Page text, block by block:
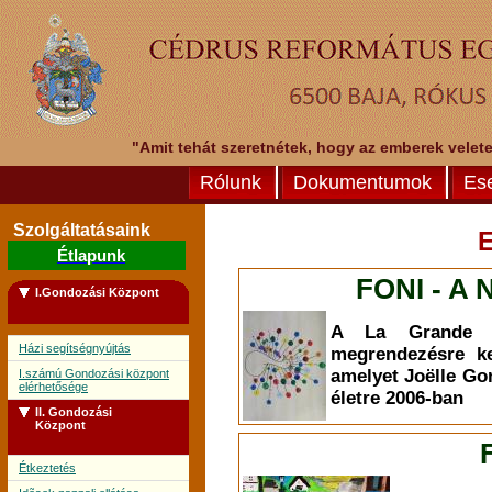
"Amit tehát szeretnétek, hogy az emberek
Rólunk Dokumentumok
Szolgáltatásaink
Étlapunk
I.Gondozási Központ
Házi segítségnyújtás
I.számú Gondozási központ
elérhetősége
II. Gondozási
Központ
Étkeztetés
FONI - A
A La Grande
megrendezésre
amelyet Joëlle
életre 2006-ban